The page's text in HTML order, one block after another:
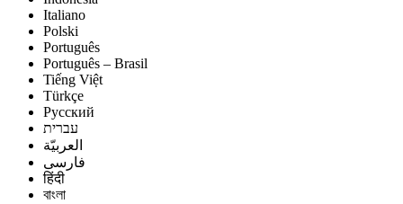
Italiano
Polski
Português
Português – Brasil
Tiếng Việt
Türkçe
Русский
עברית
العربيّة
فارسی
हिंदी
বাংলা